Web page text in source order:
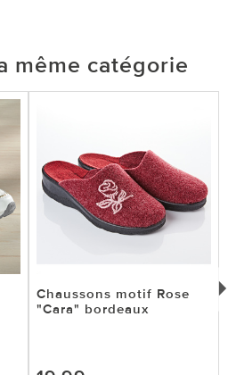
même catégorie
Chaussons motif Rose
"Cara" bordeaux